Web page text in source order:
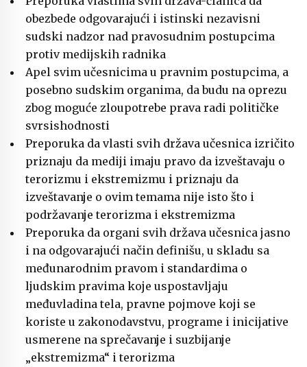
obezbede odgovarajući i istinski nezavisni
sudski nadzor nad pravosudnim postupcima
protiv medijskih radnika
Apel svim učesnicima u pravnim postupcima, a
posebno sudskim organima, da budu na oprezu
zbog moguće zloupotrebe prava radi političke
svrsishodnosti
Preporuka da vlasti svih država učesnica izričito
priznaju da mediji imaju pravo da izveštavaju o
terorizmu i ekstremizmu i priznaju da
izveštavanje o ovim temama nije isto što i
podržavanje terorizma i ekstremizma
Preporuka da organi svih država učesnica jasno
i na odgovarajući način definišu, u skladu sa
međunarodnim pravom i standardima o
ljudskim pravima koje uspostavljaju
međuvladina tela, pravne pojmove koji se
koriste u zakonodavstvu, programe i inicijative
usmerene na sprečavanje i suzbijanje
„ekstremizma“ i terorizma